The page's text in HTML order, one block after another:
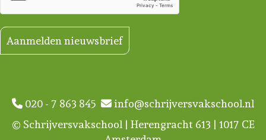
Aanmelden nieuwsbrief
020 - 7 863 845
info@schrijversvakschool.nl
© Schrijversvakschool | Herengracht 613 | 1017 CE